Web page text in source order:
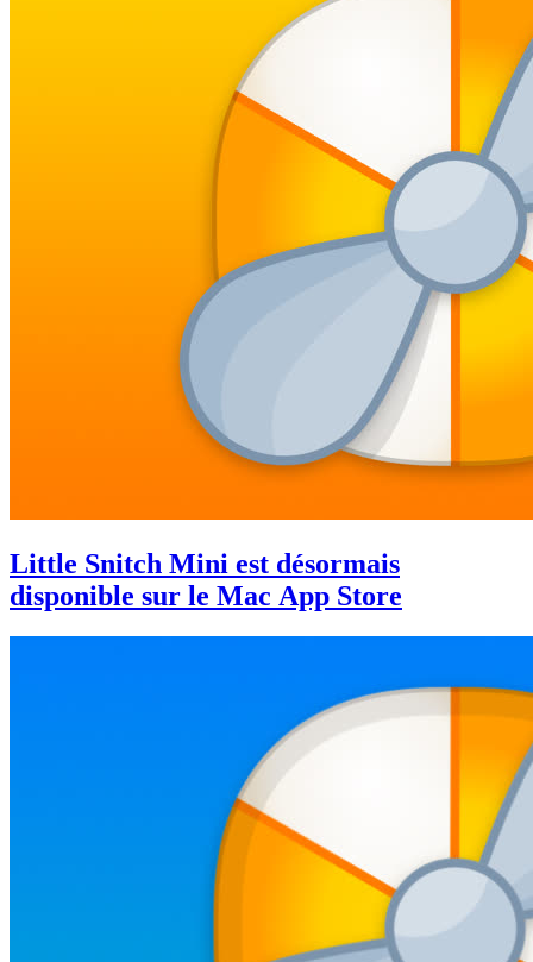
Little Snitch Mini est désormais
disponible sur le Mac App Store